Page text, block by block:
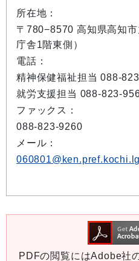
所在地：
〒780−8570 高知県高知
庁舎1階東側）
電話：
精神保健福祉担当 088-
就労支援担当 088-823-
ファックス：
088-823-9260
メール：
PDFの閲覧にはAdobe社